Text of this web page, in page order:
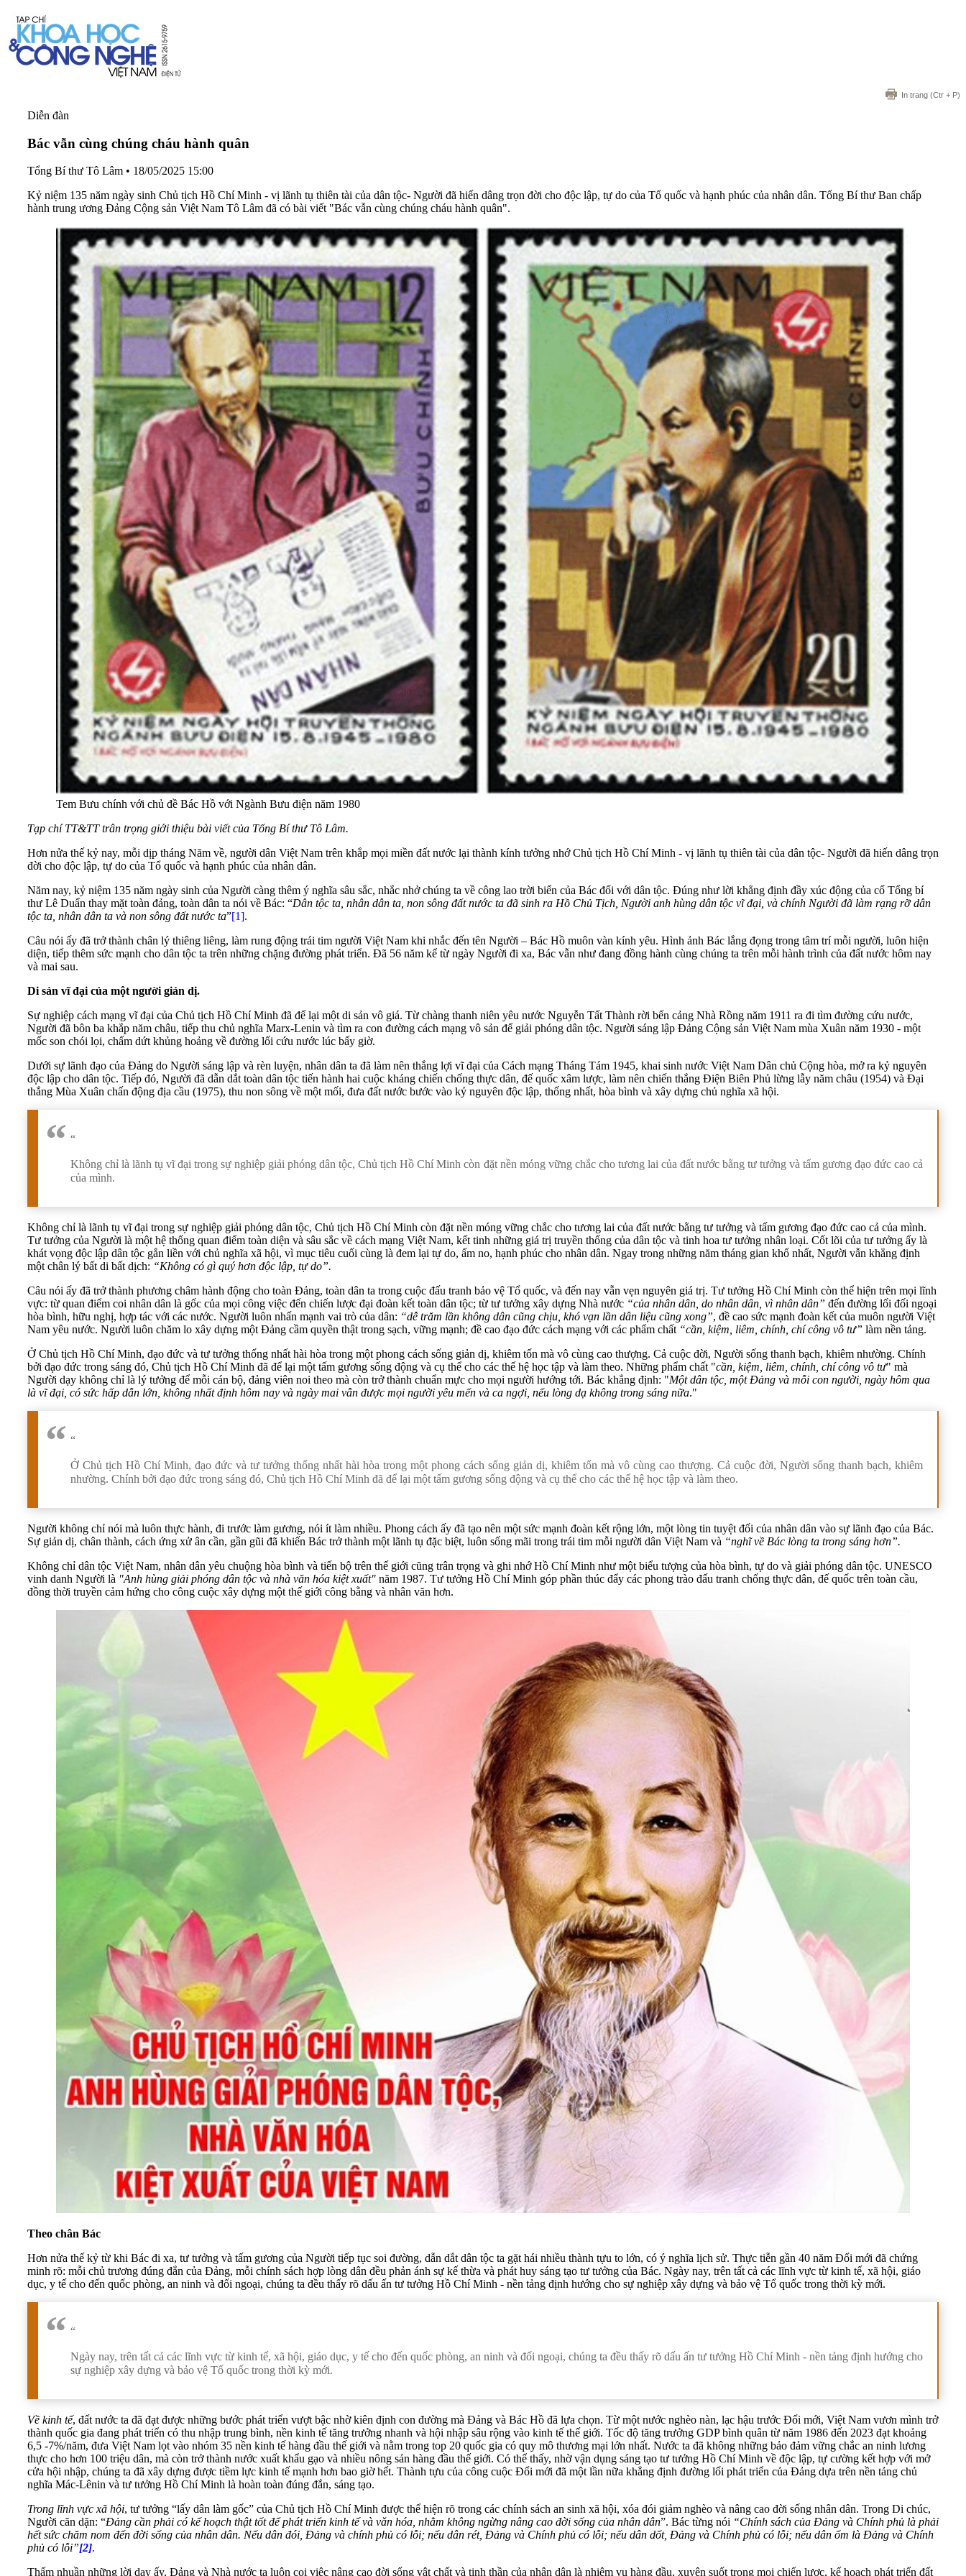
In trang (Ctr + P)
Diễn đàn
Bác vẫn cùng chúng cháu hành quân
Tổng Bí thư Tô Lâm • 18/05/2025 15:00
Kỷ niệm 135 năm ngày sinh Chủ tịch Hồ Chí Minh - vị lãnh tụ thiên tài của dân tộc- Người đã hiến dâng trọn đời cho độc lập, tự do của Tổ quốc và hạnh phúc của nhân dân. Tổng Bí thư Ban chấp
hành trung ương Đảng Cộng sản Việt Nam Tô Lâm đã có bài viết "Bác vẫn cùng chúng cháu hành quân".
Tem Bưu chính với chủ đề Bác Hồ với Ngành Bưu điện năm 1980
Tạp chí TT&TT trân trọng giới thiệu bài viết của Tổng Bí thư Tô Lâm.
Hơn nửa thế kỷ nay, mỗi dịp tháng Năm về, người dân Việt Nam trên khắp mọi miền đất nước lại thành kính tưởng nhớ Chủ tịch Hồ Chí Minh - vị lãnh tụ thiên tài của dân tộc- Người đã hiến dâng trọn
đời cho độc lập, tự do của Tổ quốc và hạnh phúc của nhân dân.
Năm nay, kỷ niệm 135 năm ngày sinh của Người càng thêm ý nghĩa sâu sắc, nhắc nhở chúng ta về công lao trời biển của Bác đối với dân tộc. Đúng như lời khẳng định đầy xúc động của cố Tổng bí
thư Lê Duẩn thay mặt toàn đảng, toàn dân ta nói về Bác: “Dân tộc ta, nhân dân ta, non sông đất nước ta đã sinh ra Hồ Chủ Tịch, Người anh hùng dân tộc vĩ đại, và chính Người đã làm rạng rỡ dân
tộc ta, nhân dân ta và non sông đất nước ta”[1].
Câu nói ấy đã trở thành chân lý thiêng liêng, làm rung động trái tim người Việt Nam khi nhắc đến tên Người – Bác Hồ muôn vàn kính yêu. Hình ảnh Bác lắng đọng trong tâm trí mỗi người, luôn hiện
diện, tiếp thêm sức mạnh cho dân tộc ta trên những chặng đường phát triển. Đã 56 năm kể từ ngày Người đi xa, Bác vẫn như đang đồng hành cùng chúng ta trên mỗi hành trình của đất nước hôm nay
và mai sau.
Di sản vĩ đại của một người giản dị.
Sự nghiệp cách mạng vĩ đại của Chủ tịch Hồ Chí Minh đã để lại một di sản vô giá. Từ chàng thanh niên yêu nước Nguyễn Tất Thành rời bến cảng Nhà Rồng năm 1911 ra đi tìm đường cứu nước,
Người đã bôn ba khắp năm châu, tiếp thu chủ nghĩa Marx-Lenin và tìm ra con đường cách mạng vô sản để giải phóng dân tộc. Người sáng lập Đảng Cộng sản Việt Nam mùa Xuân năm 1930 - một
mốc son chói lọi, chấm dứt khủng hoảng về đường lối cứu nước lúc bấy giờ.
Dưới sự lãnh đạo của Đảng do Người sáng lập và rèn luyện, nhân dân ta đã làm nên thắng lợi vĩ đại của Cách mạng Tháng Tám 1945, khai sinh nước Việt Nam Dân chủ Cộng hòa, mở ra kỷ nguyên
độc lập cho dân tộc. Tiếp đó, Người đã dẫn dắt toàn dân tộc tiến hành hai cuộc kháng chiến chống thực dân, đế quốc xâm lược, làm nên chiến thắng Điện Biên Phủ lừng lẫy năm châu (1954) và Đại
thắng Mùa Xuân chấn động địa cầu (1975), thu non sông về một mối, đưa đất nước bước vào kỷ nguyên độc lập, thống nhất, hòa bình và xây dựng chủ nghĩa xã hội.
“
Không chỉ là lãnh tụ vĩ đại trong sự nghiệp giải phóng dân tộc, Chủ tịch Hồ Chí Minh còn đặt nền móng vững chắc cho tương lai của đất nước bằng tư tưởng và tấm gương đạo đức cao cả
của mình.
Không chỉ là lãnh tụ vĩ đại trong sự nghiệp giải phóng dân tộc, Chủ tịch Hồ Chí Minh còn đặt nền móng vững chắc cho tương lai của đất nước bằng tư tưởng và tấm gương đạo đức cao cả của mình.
Tư tưởng của Người là một hệ thống quan điểm toàn diện và sâu sắc về cách mạng Việt Nam, kết tinh những giá trị truyền thống của dân tộc và tinh hoa tư tưởng nhân loại. Cốt lõi của tư tưởng ấy là
khát vọng độc lập dân tộc gắn liền với chủ nghĩa xã hội, vì mục tiêu cuối cùng là đem lại tự do, ấm no, hạnh phúc cho nhân dân. Ngay trong những năm tháng gian khổ nhất, Người vẫn khẳng định
một chân lý bất di bất dịch: “Không có gì quý hơn độc lập, tự do”.
Câu nói ấy đã trở thành phương châm hành động cho toàn Đảng, toàn dân ta trong cuộc đấu tranh bảo vệ Tổ quốc, và đến nay vẫn vẹn nguyên giá trị. Tư tưởng Hồ Chí Minh còn thể hiện trên mọi lĩnh
vực: từ quan điểm coi nhân dân là gốc của mọi công việc đến chiến lược đại đoàn kết toàn dân tộc; từ tư tưởng xây dựng Nhà nước “của nhân dân, do nhân dân, vì nhân dân” đến đường lối đối ngoại
hòa bình, hữu nghị, hợp tác với các nước. Người luôn nhấn mạnh vai trò của dân: “dễ trăm lần không dân cũng chịu, khó vạn lần dân liệu cũng xong”, đề cao sức mạnh đoàn kết của muôn người Việt
Nam yêu nước. Người luôn chăm lo xây dựng một Đảng cầm quyền thật trong sạch, vững mạnh; đề cao đạo đức cách mạng với các phẩm chất “cần, kiệm, liêm, chính, chí công vô tư” làm nền tảng.
Ở Chủ tịch Hồ Chí Minh, đạo đức và tư tưởng thống nhất hài hòa trong một phong cách sống giản dị, khiêm tốn mà vô cùng cao thượng. Cả cuộc đời, Người sống thanh bạch, khiêm nhường. Chính
bởi đạo đức trong sáng đó, Chủ tịch Hồ Chí Minh đã để lại một tấm gương sống động và cụ thể cho các thế hệ học tập và làm theo. Những phẩm chất "cần, kiệm, liêm, chính, chí công vô tư" mà
Người dạy không chỉ là lý tưởng để mỗi cán bộ, đảng viên noi theo mà còn trở thành chuẩn mực cho mọi người hướng tới. Bác khẳng định: "Một dân tộc, một Đảng và mỗi con người, ngày hôm qua
là vĩ đại, có sức hấp dẫn lớn, không nhất định hôm nay và ngày mai vẫn được mọi người yêu mến và ca ngợi, nếu lòng dạ không trong sáng nữa."
“
Ở Chủ tịch Hồ Chí Minh, đạo đức và tư tưởng thống nhất hài hòa trong một phong cách sống giản dị, khiêm tốn mà vô cùng cao thượng. Cả cuộc đời, Người sống thanh bạch, khiêm
nhường. Chính bởi đạo đức trong sáng đó, Chủ tịch Hồ Chí Minh đã để lại một tấm gương sống động và cụ thể cho các thế hệ học tập và làm theo.
Người không chỉ nói mà luôn thực hành, đi trước làm gương, nói ít làm nhiều. Phong cách ấy đã tạo nên một sức mạnh đoàn kết rộng lớn, một lòng tin tuyệt đối của nhân dân vào sự lãnh đạo của Bác.
Sự giản dị, chân thành, cách ứng xử ân cần, gần gũi đã khiến Bác trở thành một lãnh tụ đặc biệt, luôn sống mãi trong trái tim mỗi người dân Việt Nam và “nghĩ về Bác lòng ta trong sáng hơn”.
Không chỉ dân tộc Việt Nam, nhân dân yêu chuộng hòa bình và tiến bộ trên thế giới cũng trân trọng và ghi nhớ Hồ Chí Minh như một biểu tượng của hòa bình, tự do và giải phóng dân tộc. UNESCO
vinh danh Người là "Anh hùng giải phóng dân tộc và nhà văn hóa kiệt xuất" năm 1987. Tư tưởng Hồ Chí Minh góp phần thúc đẩy các phong trào đấu tranh chống thực dân, đế quốc trên toàn cầu,
đồng thời truyền cảm hứng cho công cuộc xây dựng một thế giới công bằng và nhân văn hơn.
Theo chân Bác
Hơn nửa thế kỷ từ khi Bác đi xa, tư tưởng và tấm gương của Người tiếp tục soi đường, dẫn dắt dân tộc ta gặt hái nhiều thành tựu to lớn, có ý nghĩa lịch sử. Thực tiễn gần 40 năm Đổi mới đã chứng
minh rõ: mỗi chủ trương đúng đắn của Đảng, mỗi chính sách hợp lòng dân đều phản ánh sự kế thừa và phát huy sáng tạo tư tưởng của Bác. Ngày nay, trên tất cả các lĩnh vực từ kinh tế, xã hội, giáo
dục, y tế cho đến quốc phòng, an ninh và đối ngoại, chúng ta đều thấy rõ dấu ấn tư tưởng Hồ Chí Minh - nền tảng định hướng cho sự nghiệp xây dựng và bảo vệ Tổ quốc trong thời kỳ mới.
“
Ngày nay, trên tất cả các lĩnh vực từ kinh tế, xã hội, giáo dục, y tế cho đến quốc phòng, an ninh và đối ngoại, chúng ta đều thấy rõ dấu ấn tư tưởng Hồ Chí Minh - nền tảng định hướng cho
sự nghiệp xây dựng và bảo vệ Tổ quốc trong thời kỳ mới.
Về kinh tế, đất nước ta đã đạt được những bước phát triển vượt bậc nhờ kiên định con đường mà Đảng và Bác Hồ đã lựa chọn. Từ một nước nghèo nàn, lạc hậu trước Đổi mới, Việt Nam vươn mình trở
thành quốc gia đang phát triển có thu nhập trung bình, nền kinh tế tăng trưởng nhanh và hội nhập sâu rộng vào kinh tế thế giới. Tốc độ tăng trưởng GDP bình quân từ năm 1986 đến 2023 đạt khoảng
6,5 -7%/năm, đưa Việt Nam lọt vào nhóm 35 nền kinh tế hàng đầu thế giới và nằm trong top 20 quốc gia có quy mô thương mại lớn nhất. Nước ta đã không những bảo đảm vững chắc an ninh lương
thực cho hơn 100 triệu dân, mà còn trở thành nước xuất khẩu gạo và nhiều nông sản hàng đầu thế giới. Có thể thấy, nhờ vận dụng sáng tạo tư tưởng Hồ Chí Minh về độc lập, tự cường kết hợp với mở
cửa hội nhập, chúng ta đã xây dựng được tiềm lực kinh tế mạnh hơn bao giờ hết. Thành tựu của công cuộc Đổi mới đã một lần nữa khẳng định đường lối phát triển của Đảng dựa trên nền tảng chủ
nghĩa Mác-Lênin và tư tưởng Hồ Chí Minh là hoàn toàn đúng đắn, sáng tạo.
Trong lĩnh vực xã hội, tư tưởng “lấy dân làm gốc” của Chủ tịch Hồ Chí Minh được thể hiện rõ trong các chính sách an sinh xã hội, xóa đói giảm nghèo và nâng cao đời sống nhân dân. Trong Di chúc,
Người căn dặn: “Đảng cần phải có kế hoạch thật tốt để phát triển kinh tế và vǎn hóa, nhằm không ngừng nâng cao đời sống của nhân dân”. Bác từng nói “Chính sách của Đảng và Chính phủ là phải
hết sức chăm nom đến đời sống của nhân dân. Nếu dân đói, Đảng và chính phủ có lỗi; nếu dân rét, Đảng và Chính phủ có lỗi; nếu dân dốt, Đảng và Chính phủ có lỗi; nếu dân ốm là Đảng và Chính
phủ có lỗi”[2].
Thấm nhuần những lời dạy ấy, Đảng và Nhà nước ta luôn coi việc nâng cao đời sống vật chất và tinh thần của nhân dân là nhiệm vụ hàng đầu, xuyên suốt trong mọi chiến lược, kế hoạch phát triển đất